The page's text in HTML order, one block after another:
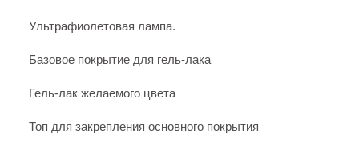
Ультрафиолетовая лампа.
Базовое покрытие для гель-лака
Гель-лак желаемого цвета
Топ для закрепления основного покрытия